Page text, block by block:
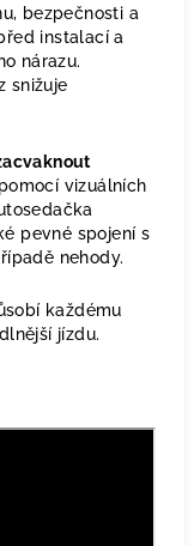
bezpečnosti a
instalací a
nárazu.
snižuje
vizuálních
pevné spojení s
nehody.
každému
jízdu.